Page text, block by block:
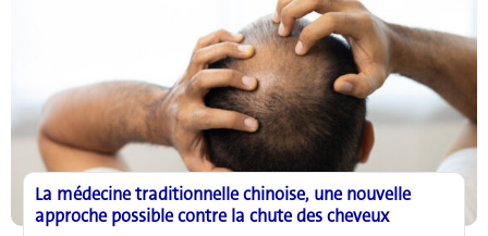
protection
essentiel
de
l’organisme
La médecine traditionnelle chinoise, une nouvelle
approche possible contre la chute des cheveux